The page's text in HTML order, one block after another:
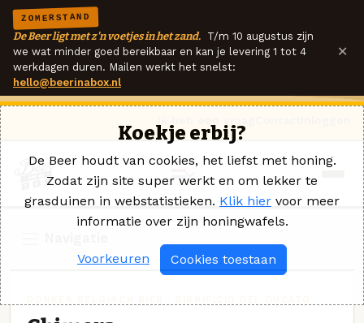
ZOMERSTAND
De Beer ligt met z'n voetjes in het zand. T/m 10 augustus zijn
we wat minder goed bereikbaar en kan je levering 1 tot 4
werkdagen duren. Mailen werkt het snelst:
hello@beerinabox.nl
×
Koekje erbij?
De Beer houdt van cookies, het liefst met honing.
Zodat zijn site super werkt en om lekker te
grasduinen in webstatistieken. Klik hier voor meer
informatie over zijn honingwafels.
Voorkeuren Cookies toestaan